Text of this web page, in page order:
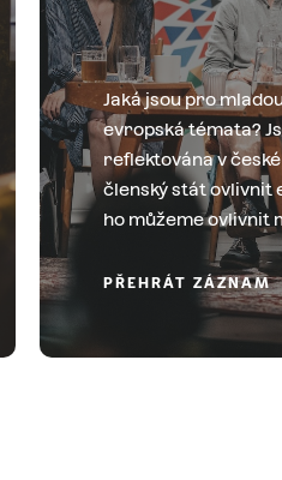
Jaká jsou pro
evropská témata?
reflektována v
členský stát ovlivnit
ho můžeme ovlivnit
PŘEHRÁT ZÁZNAM